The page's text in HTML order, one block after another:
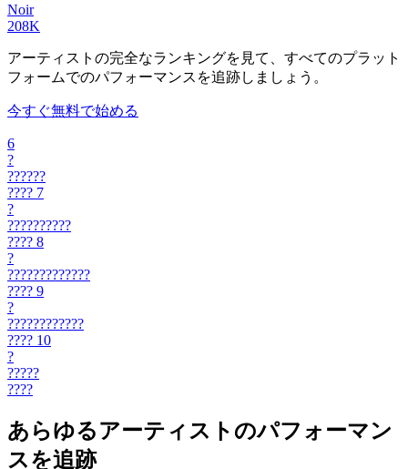
Noir
208K
アーティストの完全なランキングを見て、すべてのプラット
フォームでのパフォーマンスを追跡しましょう。
今すぐ無料で始める
6
?
??????
???? 7
?
??????????
???? 8
?
?????????????
???? 9
?
????????????
???? 10
?
?????
????
あらゆるアーティストのパフォーマン
スを追跡